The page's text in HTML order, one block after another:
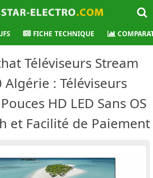
FICHE TECHNIQUE
Téléviseurs Stream
Algérie : Téléviseurs
HD LED Sans OS
et Facilité de Paiement